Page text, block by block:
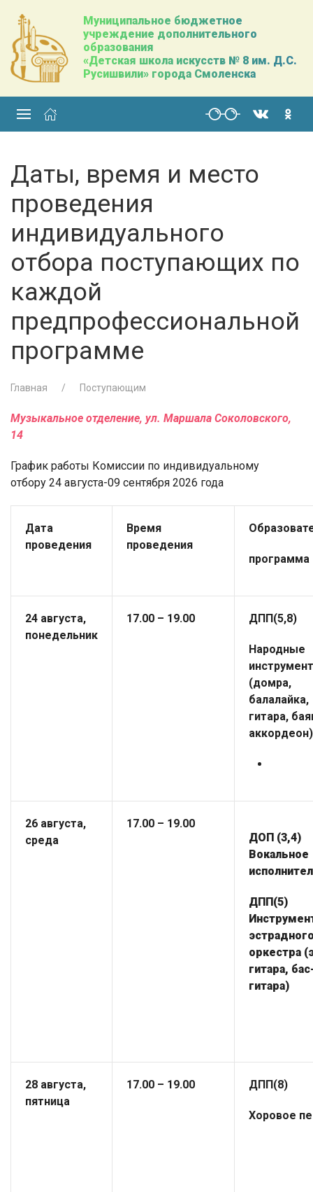
Муниципальное бюджетное
учреждение дополнительного
образования
«Детская школа искусств № 8 им. Д.С.
Русишвили» города Смоленска
Даты, время и место
проведения
индивидуального
отбора поступающих по
каждой
предпрофессиональной
программе
Главная Поступающим
Музыкальное отделение, ул. Маршала Соколовского,
14
График работы Комиссии по индивидуальному
отбору 24 августа-09 сентября 2026 года
Дата
проведения
Время
проведения
программа
24 августа,
понедельник
17.00 – 19.00 ДПП(5,8)
Народные
(домра,
балалайка,
гитара,
аккордеон)
26 августа,
среда
17.00 – 19.00
ДОП (3,4)
Вокальное
ДПП(5)
оркестра
гитара,
гитара)
28 августа,
пятница
17.00 – 19.00 ДПП(8)
Хоровое